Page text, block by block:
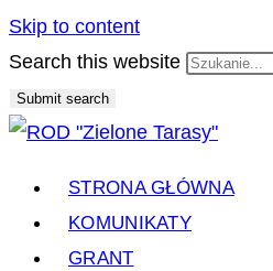
Skip to content
Search this website
Submit search
STRONA GŁÓWNA
KOMUNIKATY
GRANT